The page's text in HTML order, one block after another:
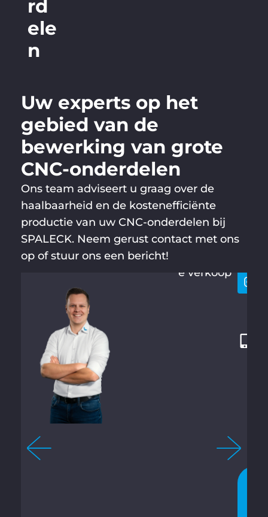
rd
ele
n
Uw experts op het
gebied van de
bewerking van grote
CNC-onderdelen
Ons team adviseert u graag over de
haalbaarheid en de kostenefficiënte
productie van uw CNC-onderdelen bij
SPALECK. Neem gerust contact met ons
op of stuur ons een bericht!
MARIUS
BÜCKER
e verkoop